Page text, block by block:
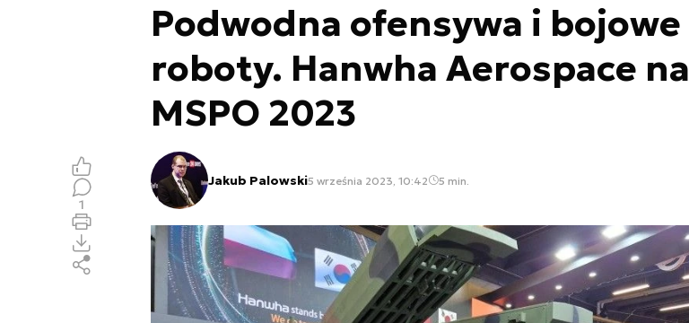
Podwodna ofensywa i bojowe
roboty. Hanwha Aerospace na
MSPO 2023
Jakub Palowski5 września 2023, 10:42 5 min.
1